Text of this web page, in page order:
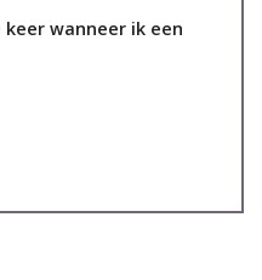
wanneer ik een